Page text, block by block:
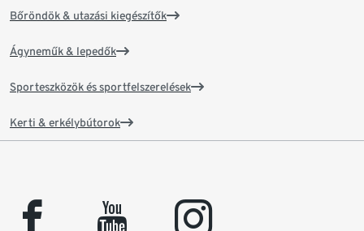
Bőröndök & utazási kiegészítők
Ágyneműk & lepedők
Sporteszközök és sportfelszerelések
Kerti & erkélybútorok
facebook youtube instagram